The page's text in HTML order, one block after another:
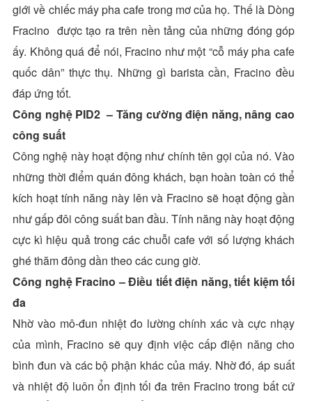
giới về chiếc máy pha cafe trong mơ của họ. Thế là Dòng
Fracino được tạo ra trên nền tảng của những đóng góp
ấy. Không quá để nói, Fracino như một “cỗ máy pha cafe
quốc dân” thực thụ. Những gì barista cần, Fracino đều
đáp ứng tốt.
Công nghệ PID2 – Tăng cường điện năng, nâng cao
công suất
Công nghệ này hoạt động như chính tên gọi của nó. Vào
những thời điểm quán đông khách, bạn hoàn toàn có thể
kích hoạt tính năng này lên và Fracino sẽ hoạt động gần
như gấp đôi công suất ban đầu. Tính năng này hoạt động
cực kì hiệu quả trong các chuỗi cafe với số lượng khách
ghé thăm đông dần theo các cung giờ.
Công nghệ Fracino – Điều tiết điện năng, tiết kiệm tối
đa
Nhờ vào mô-đun nhiệt đo lường chính xác và cực nhạy
của mình, Fracino sẽ quy định việc cấp điện năng cho
bình đun và các bộ phận khác của máy. Nhờ đó, áp suất
và nhiệt độ luôn ổn định tối đa trên Fracino trong bất cứ